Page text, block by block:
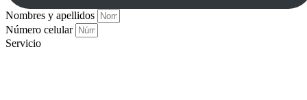
Nombres y apellidos
Número celular
Servicio